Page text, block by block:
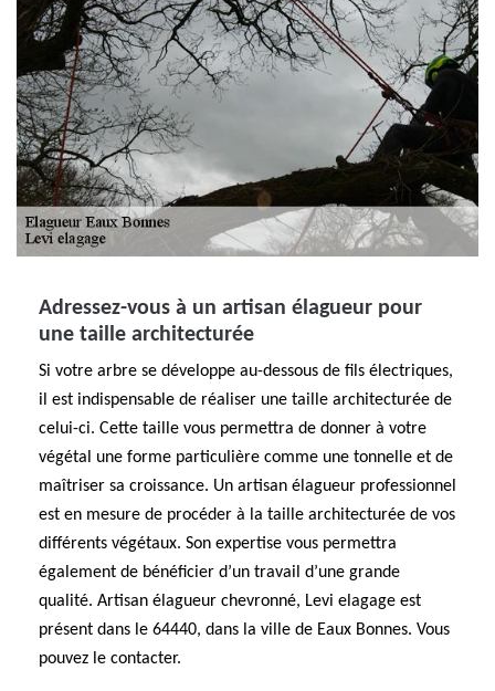
Adressez-vous à un artisan élagueur pour
une taille architecturée
Si votre arbre se développe au-dessous de fils électriques,
il est indispensable de réaliser une taille architecturée de
celui-ci. Cette taille vous permettra de donner à votre
végétal une forme particulière comme une tonnelle et de
maîtriser sa croissance. Un artisan élagueur professionnel
est en mesure de procéder à la taille architecturée de vos
différents végétaux. Son expertise vous permettra
également de bénéficier d’un travail d’une grande
qualité. Artisan élagueur chevronné, Levi elagage est
présent dans le 64440, dans la ville de Eaux Bonnes. Vous
pouvez le contacter.